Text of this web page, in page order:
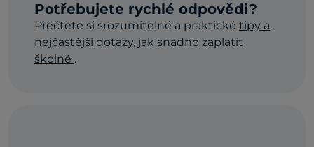
Potřebujete rychlé odpovědi?
Přečtěte si srozumitelné a praktické tipy a
nejčastějšídotazy, jak snadno zaplatit
školné .